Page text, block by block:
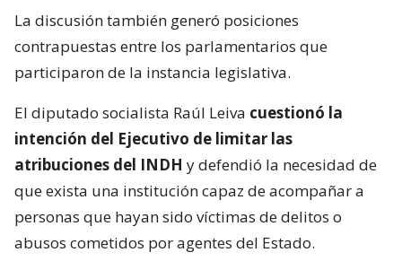
La discusión también generó posiciones
contrapuestas entre los parlamentarios que
participaron de la instancia legislativa.
El diputado socialista Raúl Leiva cuestionó la
intención del Ejecutivo de limitar las
atribuciones del INDH y defendió la necesidad de
que exista una institución capaz de acompañar a
personas que hayan sido víctimas de delitos o
abusos cometidos por agentes del Estado.